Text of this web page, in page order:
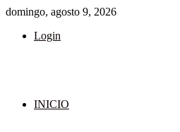
domingo, agosto 9, 2026
Login
INICIO